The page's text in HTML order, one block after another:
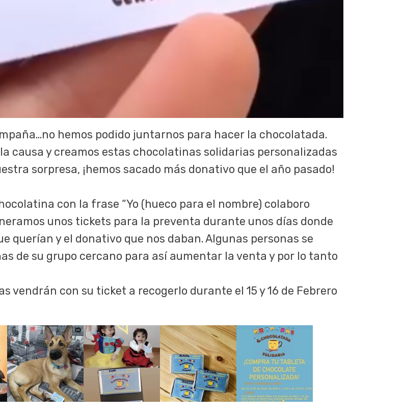
hemos podido juntarnos para hacer la chocolatada.
causa y creamos estas chocolatinas solidarias personalizadas
sorpresa, ¡hemos sacado más donativo que el año pasado!
con la frase “Yo (hueco para el nombre) colaboro
unos tickets para la preventa durante unos días donde
querían y el donativo que nos daban. Algunas personas se
de su grupo cercano para así aumentar la venta y por lo tanto
vendrán con su ticket a recogerlo durante el 15 y 16 de Febrero